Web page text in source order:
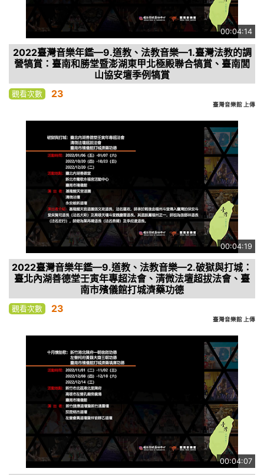
00:04:14
2022臺灣音樂年鑑—9.道教、法教音樂—1.臺灣法教的調
營犒賞：臺南和勝堂暨澎湖東甲北極殿聯合犒賞、臺南閭
山協安壇季例犒賞
觀看次數 23
臺灣音樂館 上傳
00:04:19
2022臺灣音樂年鑑—9.道教、法教音樂—2.破獄與打城：
臺北內湖善德堂壬寅年專超法會、清微法壇超拔法會、臺
南市殯儀館打城濟藥功德
觀看次數 23
臺灣音樂館 上傳
00:04:07